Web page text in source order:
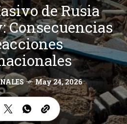
de Rusia
Consecuencias
May 24, 2026